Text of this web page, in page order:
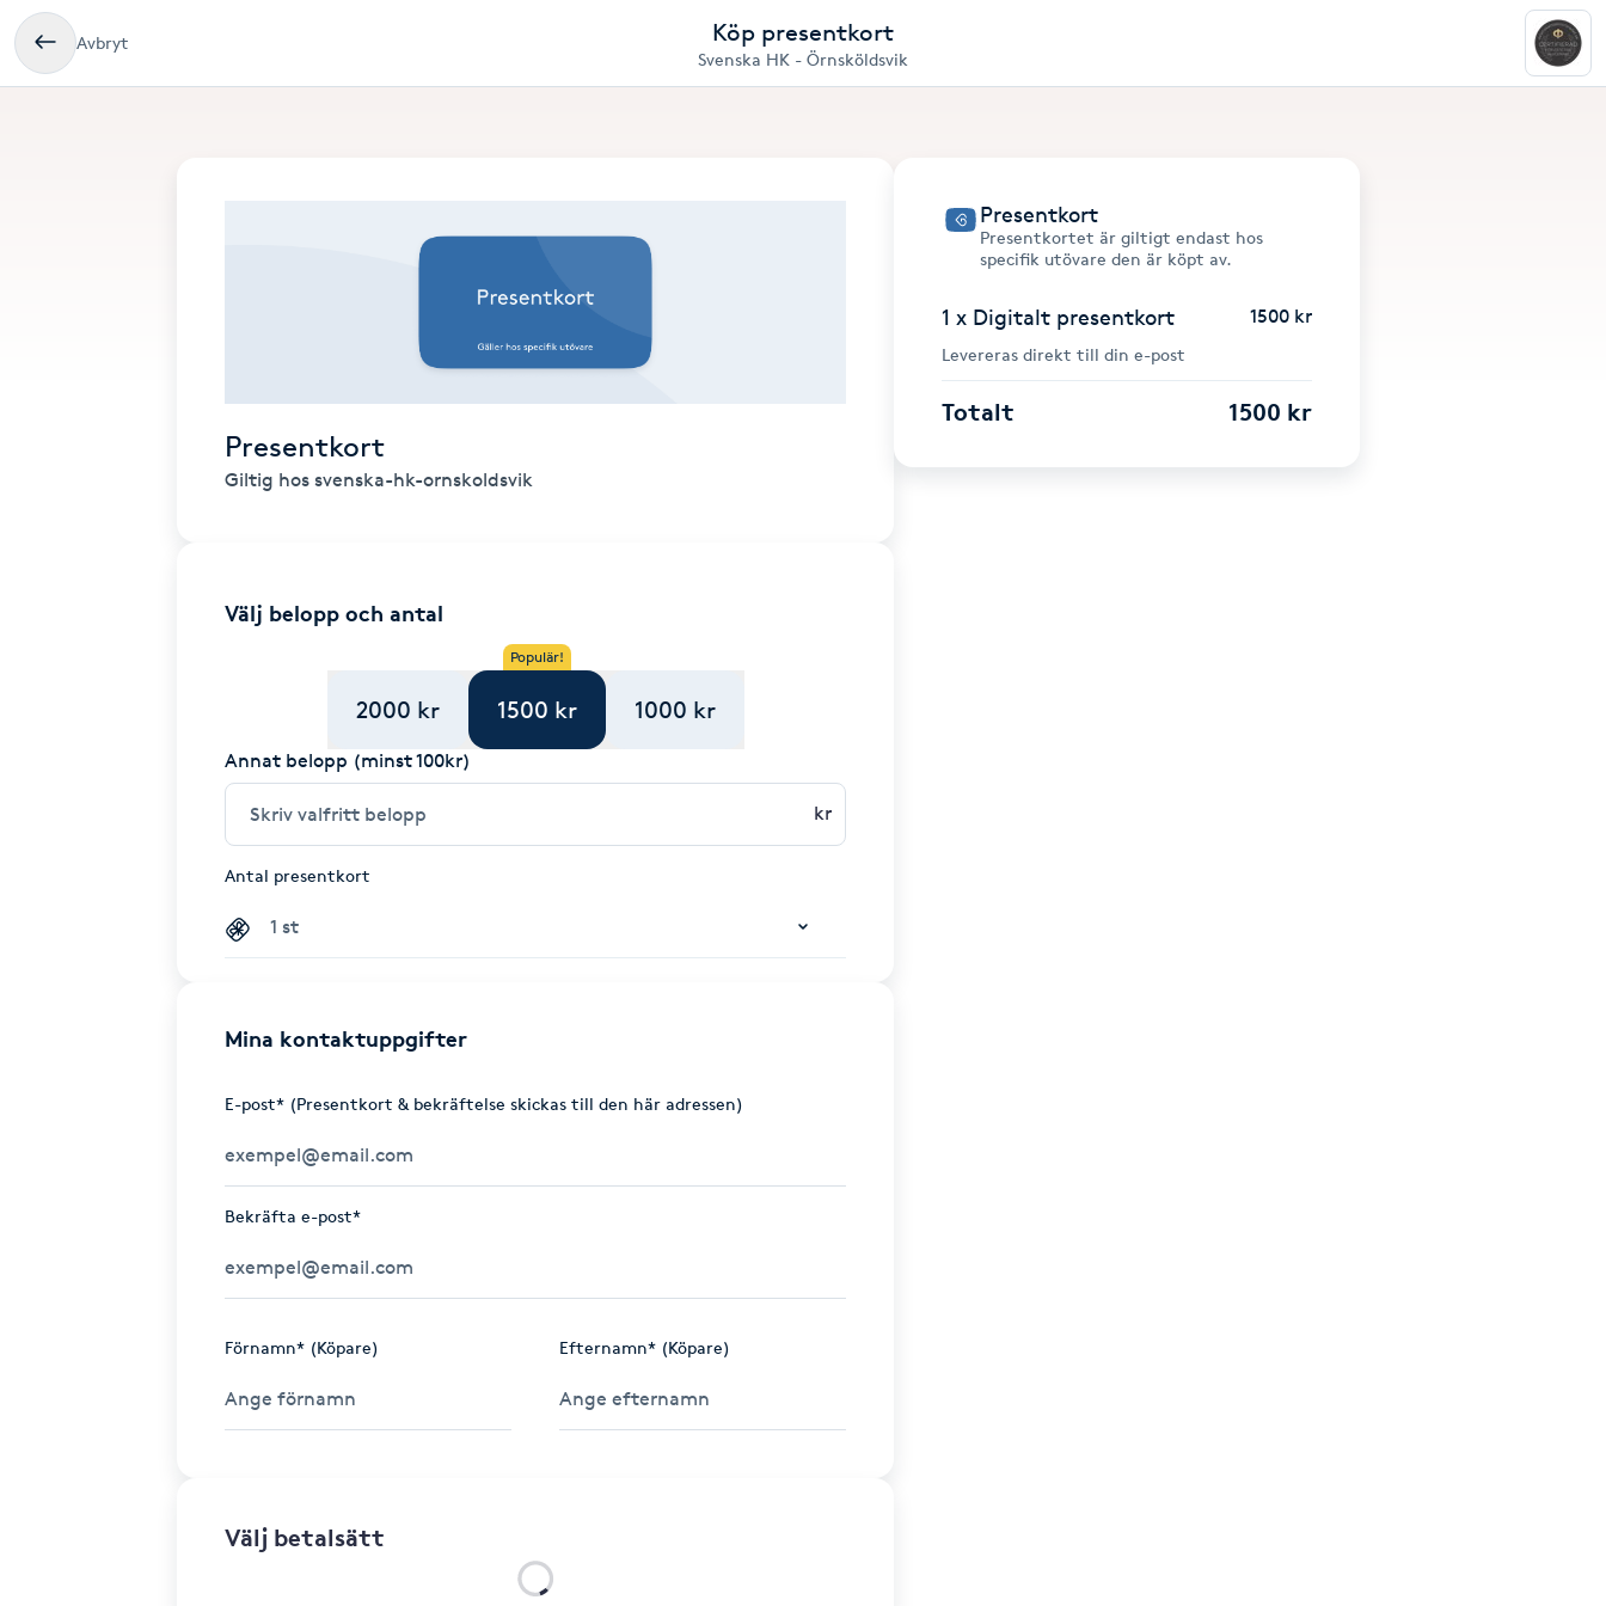
Avbryt Köp presentkort
Svenska HK - Örnsköldsvik
Presentkort
Giltig hos svenska-hk-ornskoldsvik
Välj belopp och antal
2000 kr
Populär!
1500 kr 1000 kr
Annat belopp (minst 100kr)
kr
Antal presentkort
Mina kontaktuppgifter
E-post* (Presentkort & bekräftelse skickas till den här adressen)
Bekräfta e-post*
Förnamn* (Köpare) Efternamn* (Köpare)
Välj betalsätt
Presentkort
Presentkortet är giltigt endast hos
specifik utövare den är köpt av.
1 x Digitalt presentkort 1500 kr
Levereras direkt till din e-post
Totalt 1500 kr